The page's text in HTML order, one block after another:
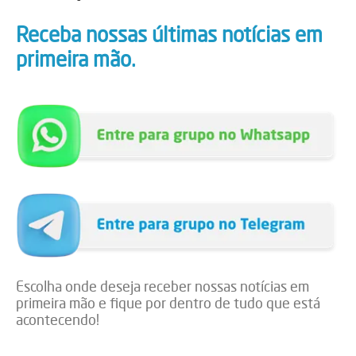
Receba nossas últimas notícias em
primeira mão.
Escolha onde deseja receber nossas notícias em
primeira mão e fique por dentro de tudo que está
acontecendo!